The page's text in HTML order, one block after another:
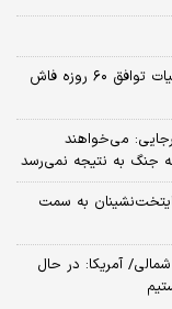
العربیه: توافق بازگشایی تنگه هرمز در راه است/جزئیات توافق ۶۰ روزه فاش
رجایی: می‌خواهند
جنگ به نتیجه نمی‌رسد
به سمت
آمریکا: در حال